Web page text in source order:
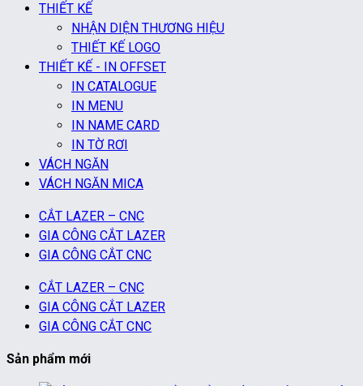
THIẾT KẾ
NHẬN DIỆN THƯƠNG HIỆU
THIẾT KẾ LOGO
THIẾT KẾ - IN OFFSET
IN CATALOGUE
IN MENU
IN NAME CARD
IN TỜ RƠI
VÁCH NGĂN
VÁCH NGĂN MICA
CẮT LAZER – CNC
GIA CÔNG CẮT LAZER
GIA CÔNG CẮT CNC
CẮT LAZER – CNC
GIA CÔNG CẮT LAZER
GIA CÔNG CẮT CNC
Sản phẩm mới